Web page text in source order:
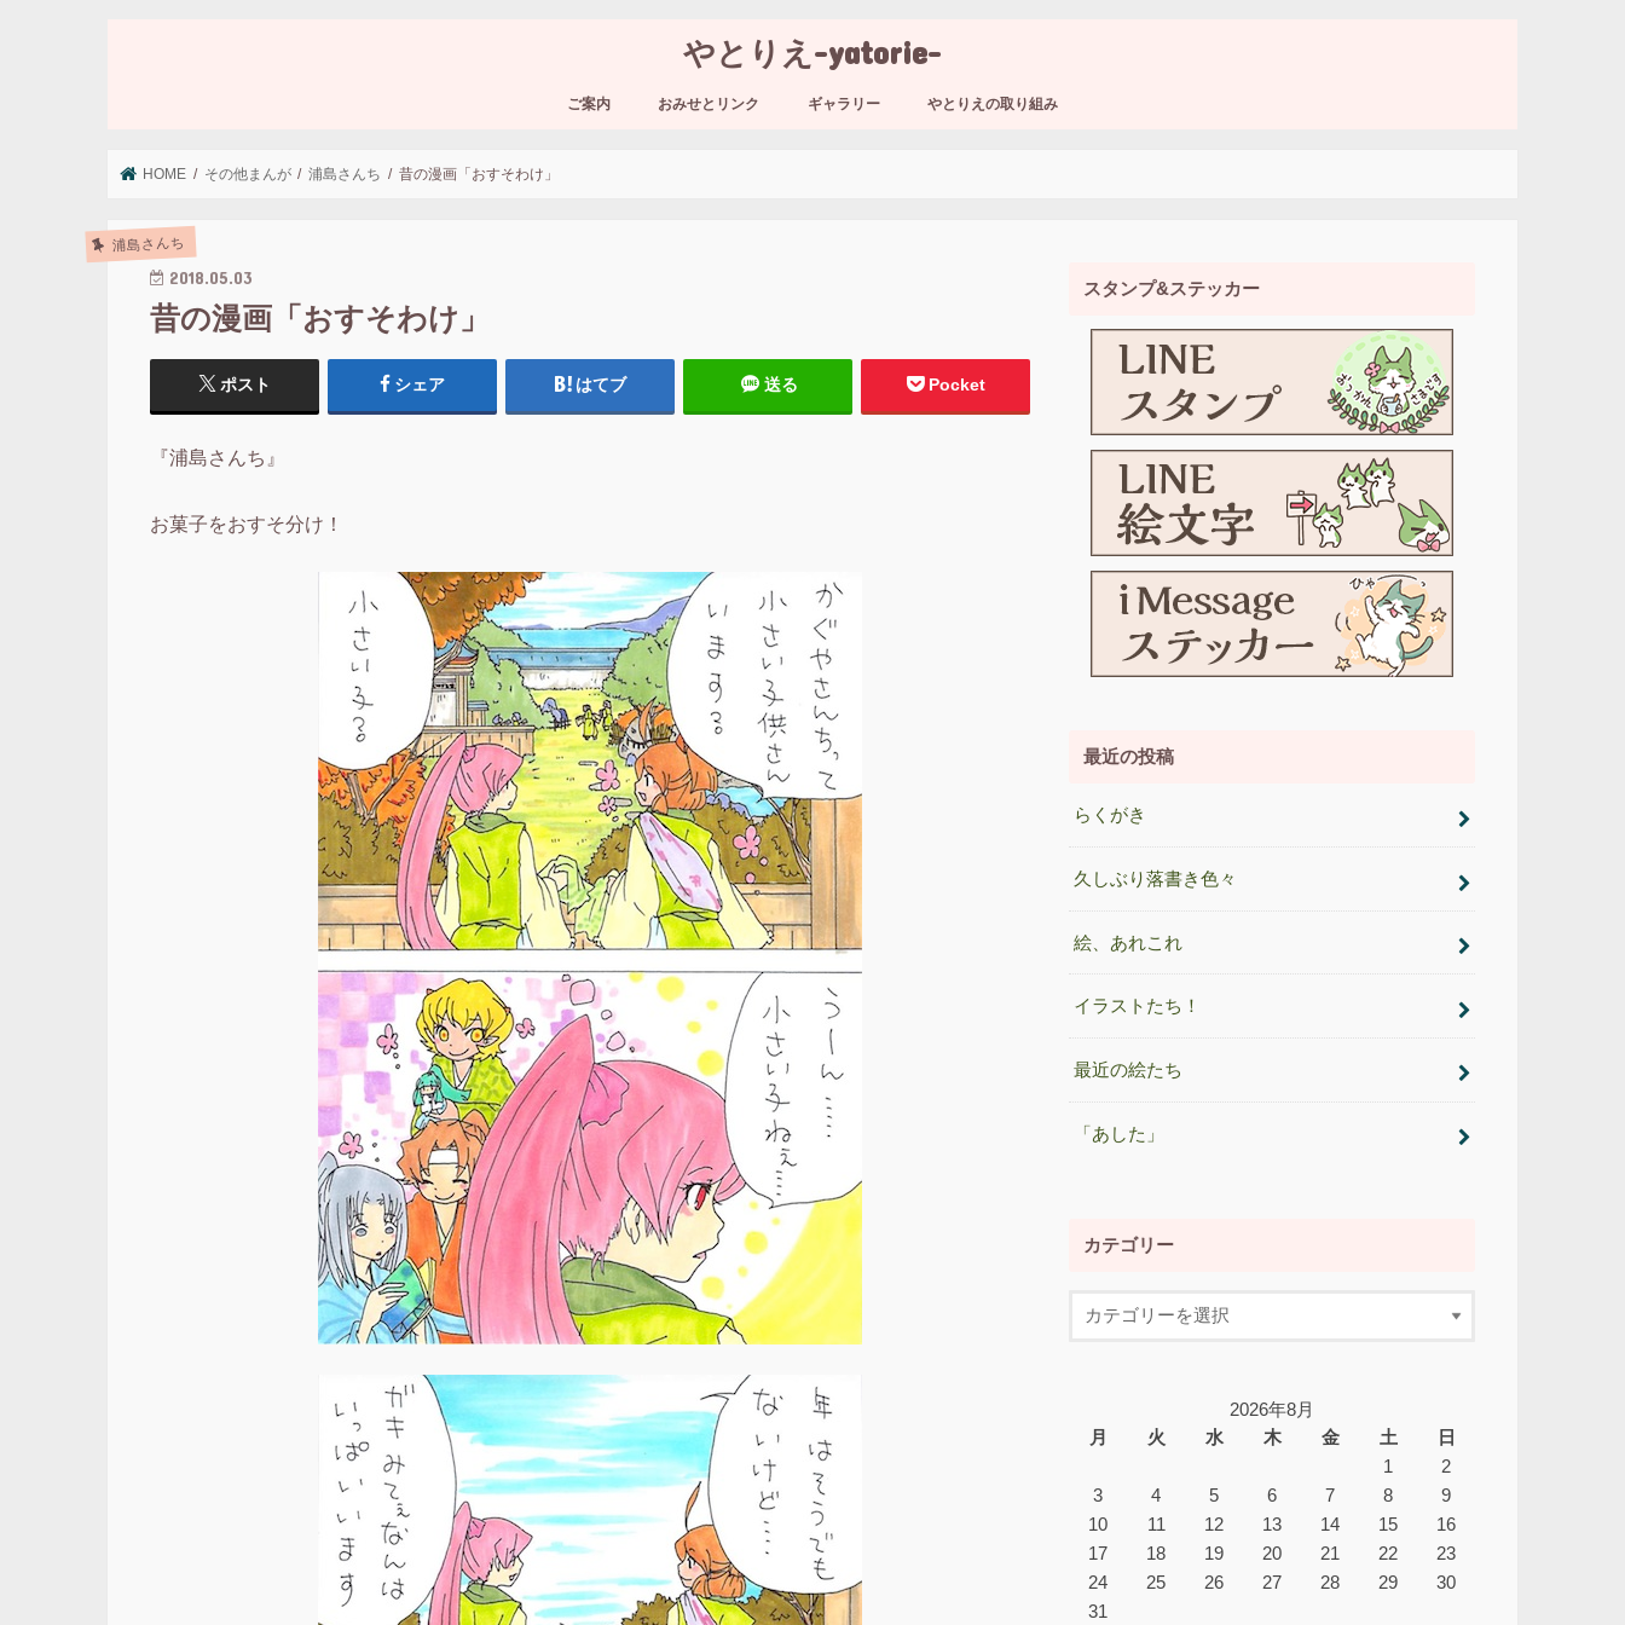
やとりえ-yatorie-
ご案内 おみせとリンク ギャラリー やとりえの取り組み
HOME その他まんが 浦島さんち 昔の漫画「おすそわけ」
浦島さんち
2018.05.03
昔の漫画「おすそわけ」
ポスト シェア はてブ 送る Pocket
『浦島さんち』
お菓子をおすそ分け！
スタンプ&ステッカー
最近の投稿
らくがき
久しぶり落書き色々
絵、あれこれ
イラストたち！
最近の絵たち
「あした」
カテゴリー
2026年8月
月
火 水 木 金 土
日
1
2
3
4 5 6 7 8
9
10
11 12 13 14 15
16
17
18 19 20 21 22
23
24
25 26 27 28 29
30
31